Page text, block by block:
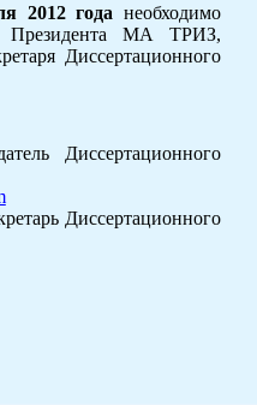
2012 года необходимо
Президента МА ТРИЗ,
Диссертационного
Диссертационного
Диссертационного